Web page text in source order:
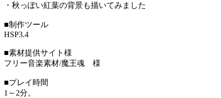
・秋っぽい紅葉の背景も描いてみました
■制作ツール
HSP3.4
■素材提供サイト様
フリー音楽素材/魔王魂 様
■プレイ時間
1～2分。